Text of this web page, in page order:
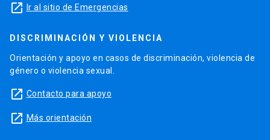
launch Ir al sitio de Emergencias
DISCRIMINACIÓN Y VIOLENCIA
Orientación y apoyo en casos de discriminación, violencia de
género o violencia sexual.
launch Contacto para apoyo
launch Más orientación